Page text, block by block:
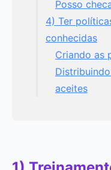
Posso
4) Ter
conhecidas
Criando as
aceites